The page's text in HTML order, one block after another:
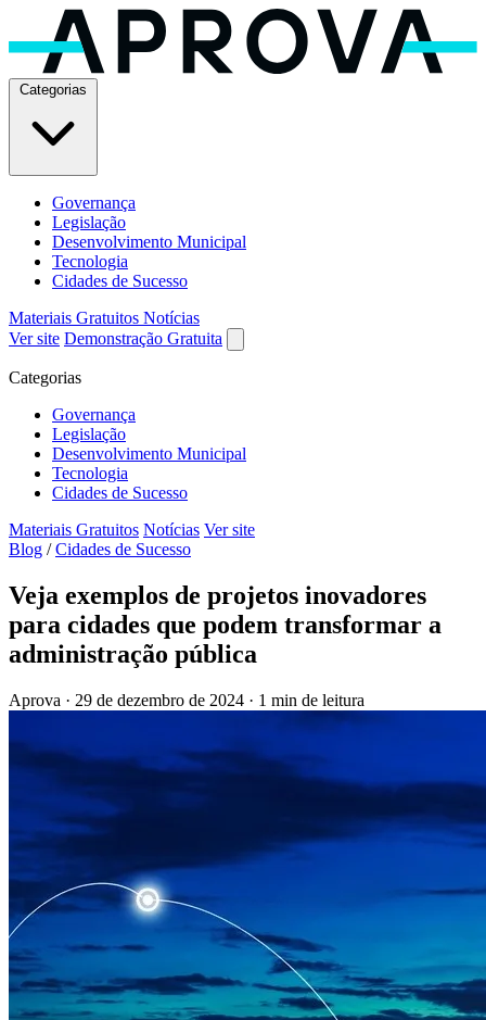
Governança
Legislação
Desenvolvimento Municipal
Tecnologia
Cidades de Sucesso
Materiais Gratuitos Notícias
Ver site Demonstração Gratuita
Categorias
Governança
Legislação
Desenvolvimento Municipal
Tecnologia
Cidades de Sucesso
Materiais Gratuitos Notícias Ver site
Blog / Cidades de Sucesso
Veja exemplos de projetos inovadores
para cidades que podem transformar a
administração pública
Aprova · 29 de dezembro de 2024 · 1 min de leitura